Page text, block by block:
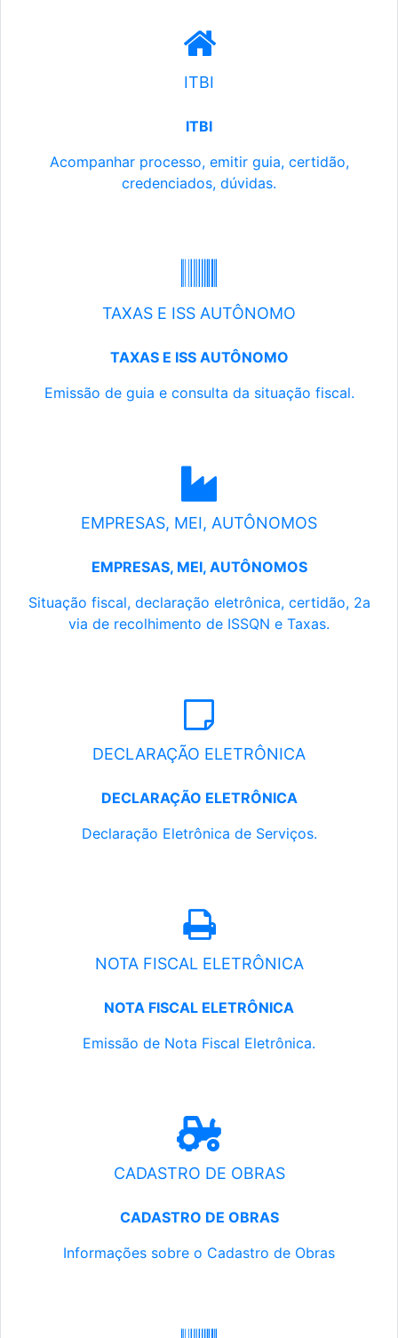
ITBI
ITBI
Acompanhar processo, emitir guia, certidão,
credenciados, dúvidas.
TAXAS E ISS AUTÔNOMO
TAXAS E ISS AUTÔNOMO
Emissão de guia e consulta da situação fiscal.
EMPRESAS, MEI, AUTÔNOMOS
EMPRESAS, MEI, AUTÔNOMOS
Situação fiscal, declaração eletrônica, certidão, 2a
via de recolhimento de ISSQN e Taxas.
DECLARAÇÃO ELETRÔNICA
DECLARAÇÃO ELETRÔNICA
Declaração Eletrônica de Serviços.
NOTA FISCAL ELETRÔNICA
NOTA FISCAL ELETRÔNICA
Emissão de Nota Fiscal Eletrônica.
CADASTRO DE OBRAS
CADASTRO DE OBRAS
Informações sobre o Cadastro de Obras